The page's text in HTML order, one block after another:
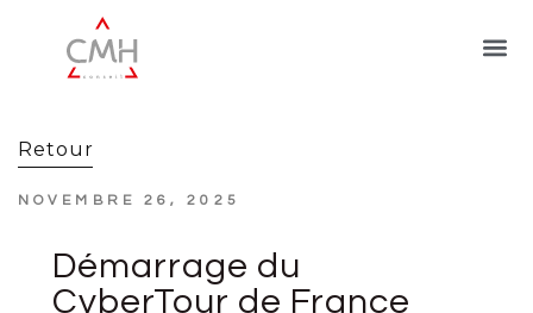
Retour
NOVEMBRE 26, 2025
Démarrage du
CyberTour de France